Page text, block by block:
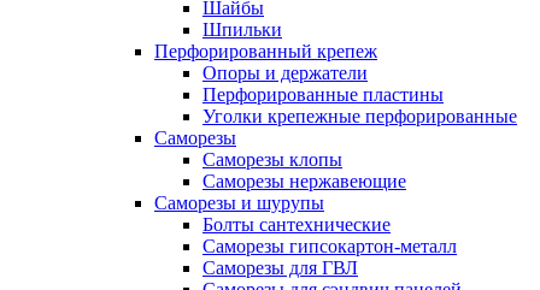
Шайбы
Шпильки
Перфорированный крепеж
Опоры и держатели
Перфорированные пластины
Уголки крепежные перфорированные
Саморезы
Саморезы клопы
Саморезы нержавеющие
Саморезы и шурупы
Болты сантехнические
Саморезы гипсокартон-металл
Саморезы для ГВЛ